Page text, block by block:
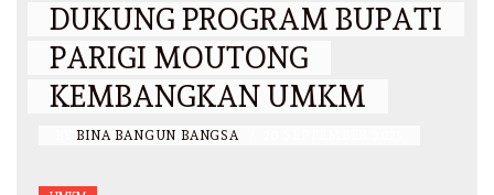
DUKUNG PROGRAM BUPATI
PARIGI MOUTONG
KEMBANGKAN UMKM
BINA BANGUN BANGSA